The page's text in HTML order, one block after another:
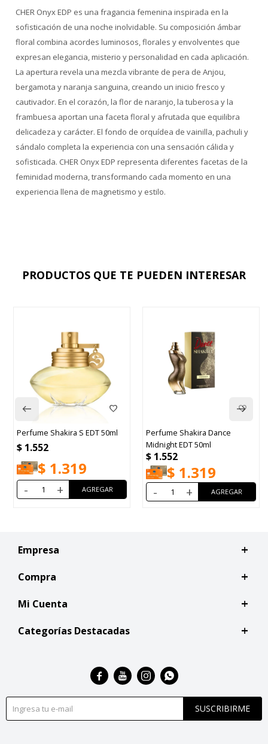
CHER Onyx EDP es una fragancia femenina inspirada en la
sofisticación de una noche inolvidable. Su composición ámbar
floral combina acordes luminosos, florales y envolventes que
expresan elegancia, misterio y personalidad en cada aplicación.
La apertura revela una mezcla vibrante de pera de Anjou,
bergamota y naranja sanguina, creando un inicio fresco y
cautivador. En el corazón, la flor de naranjo, la tuberosa y la
frambuesa aportan una faceta floral y afrutada que equilibra
delicadeza y carácter. El fondo de orquídea de vainilla, pachuli y
sándalo completa la experiencia con una sensación cálida y
sofisticada. CHER Onyx EDP representa diferentes facetas de la
feminidad moderna, transformando cada momento en una
experiencia llena de magnetismo y estilo.
PRODUCTOS QUE TE PUEDEN INTERESAR
Perfume Shakira S EDT 50ml
$ 1.552
$ 1.319
- +
Perfume Shakira Dance
Midnight EDT 50ml
$ 1.552
$ 1.319
- +
Empresa
Compra
Mi Cuenta
Categorías Destacadas
SUSCRIBIRME
   